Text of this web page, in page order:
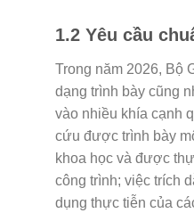
1.2 Yêu cầu
Trong năm 2026, Bộ
dạng trình bày cũng
vào nhiều khía cạnh
cứu được trình bày
khoa học và được
công trình; việc trích
dụng thực tiễn của